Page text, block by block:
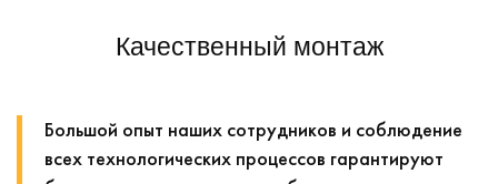
Качественный монтаж
Большой опыт наших сотрудников и соблюдение
всех технологических процессов гарантируют